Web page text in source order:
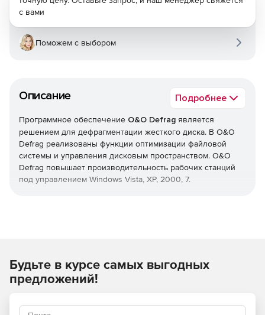
Описание Подробнее
Программное обеспечение O&O Defrag является
решением для дефрагментации жесткого диска. В O&O
Defrag реализованы функции оптимизации файловой
системы и управления дисковым пространством. O&O
Defrag повышает производительность рабочих станций
под управлением Windows Vista, XP, 2000, 7.
последующая дефрагментация проходит быстрее
предыдущей. O&O Defrag позволяет проводить
дефрагментацию файлов без сбоев в работе системы.
Мастер O&O-OneClickDefrag обеспечивает выбор
с вами
Поможем с выбором
Будьте в курсе самых выгодных
предложений!